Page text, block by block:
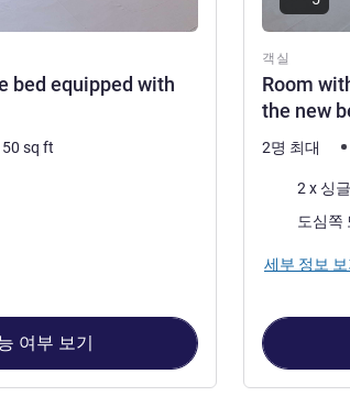
bed equipped with
sq ft
여부 보기
객실
Room
the new
2명 최대
2 x 싱
세부 정보 보